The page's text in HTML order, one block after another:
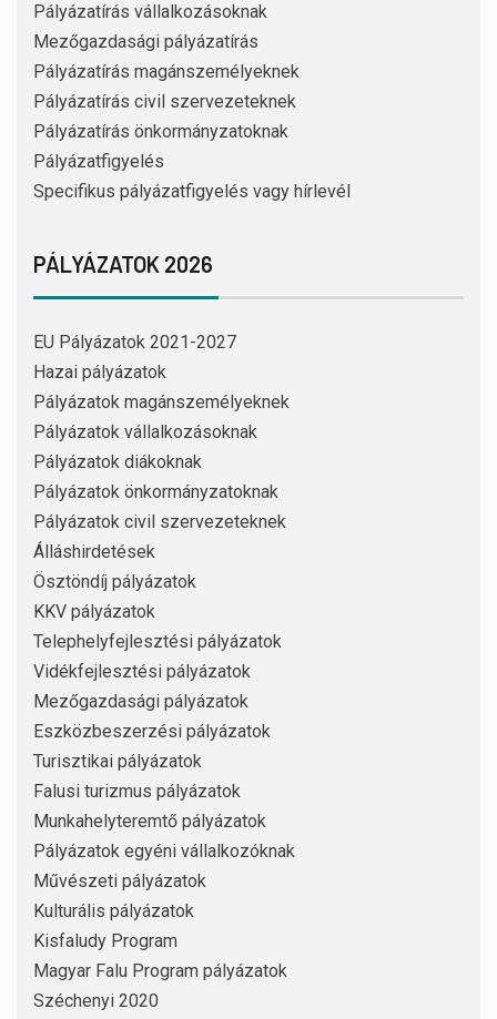
Pályázatírás vállalkozásoknak
Mezőgazdasági pályázatírás
Pályázatírás magánszemélyeknek
Pályázatírás civil szervezeteknek
Pályázatírás önkormányzatoknak
Pályázatfigyelés
Specifikus pályázatfigyelés vagy hírlevél
PÁLYÁZATOK 2026
EU Pályázatok 2021-2027
Hazai pályázatok
Pályázatok magánszemélyeknek
Pályázatok vállalkozásoknak
Pályázatok diákoknak
Pályázatok önkormányzatoknak
Pályázatok civil szervezeteknek
Álláshirdetések
Ösztöndíj pályázatok
KKV pályázatok
Telephelyfejlesztési pályázatok
Vidékfejlesztési pályázatok
Mezőgazdasági pályázatok
Eszközbeszerzési pályázatok
Turisztikai pályázatok
Falusi turizmus pályázatok
Munkahelyteremtő pályázatok
Pályázatok egyéni vállalkozóknak
Művészeti pályázatok
Kulturális pályázatok
Kisfaludy Program
Magyar Falu Program pályázatok
Széchenyi 2020